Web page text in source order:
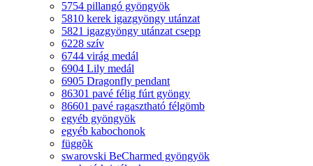
5754 pillangó gyöngyök
5810 kerek igazgyöngy utánzat
5821 igazgyöngy utánzat csepp
6228 szív
6744 virág medál
6904 Lily medál
6905 Dragonfly pendant
86301 pavé félig fúrt gyöngy
86601 pavé ragasztható félgömb
egyéb gyöngyök
egyéb kabochonok
függõk
swarovski BeCharmed gyöngyök